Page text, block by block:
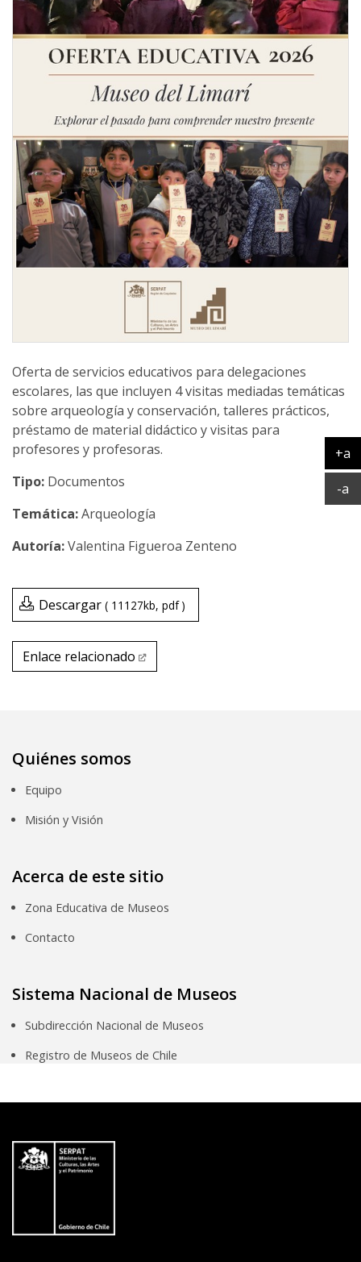
Oferta de servicios educativos para delegaciones
escolares, las que incluyen 4 visitas mediadas temáticas
sobre arqueología y conservación, talleres prácticos,
préstamo de material didáctico y visitas para
profesores y profesoras.
Tipo: Documentos
Temática:Arqueología
Valentina Figueroa Zenteno
Descargar 11127kb pdf
Enlace relacionado Enlace relacionado
Quiénes somos
Equipo
Misión y Visión
Acerca de este sitio
Zona Educativa de Museos
Contacto
Sistema Nacional de Museos
Subdirección Nacional de Museos
Registro de Museos de Chile
+a
-a